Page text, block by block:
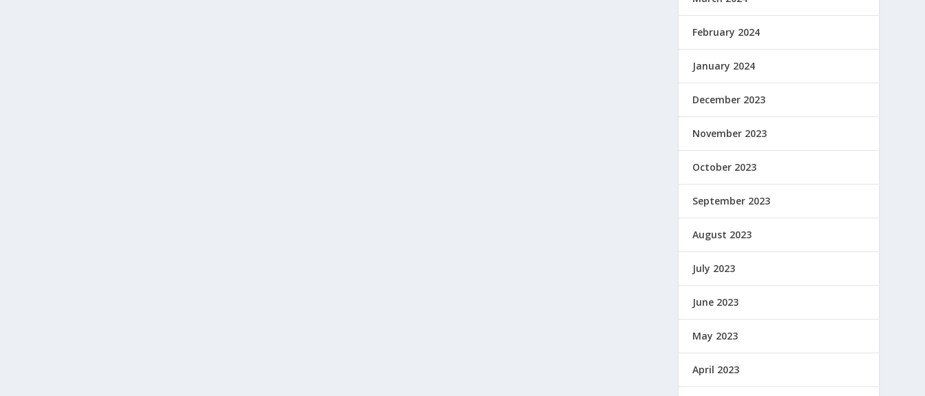
February 2024
January 2024
December 2023
November 2023
October 2023
September 2023
August 2023
July 2023
June 2023
May 2023
April 2023